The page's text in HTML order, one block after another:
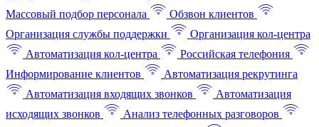
Массовый подбор персонала
Обзвон клиентов
Организация службы поддержки
Организация кол-центра
Автоматизация кол-центра
Российская телефония
Информирование клиентов
Автоматизация рекрутинга
Автоматизация входящих звонков
Автоматизация
исходящих звонков
Анализ телефонных разговоров